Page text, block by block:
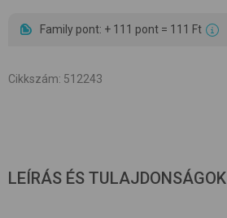
Family pont: + 111 pont = 111 Ft
Cikkszám: 512243
LEÍRÁS ÉS TULAJDONSÁGOK